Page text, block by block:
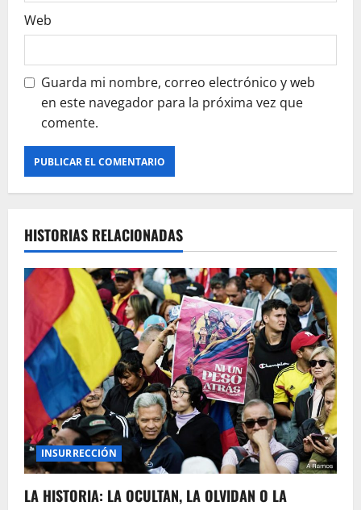
a
s
Web
Guarda mi nombre, correo electrónico y web
en este navegador para la próxima vez que
comente.
HISTORIAS RELACIONADAS
INSURRECCIÓN
LA HISTORIA: LA OCULTAN, LA OLVIDAN O LA